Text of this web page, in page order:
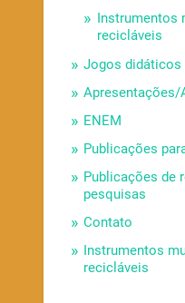
Instrumentos
recicláveis
Jogos didáticos
Apresentações/
ENEM
Publicações
Publicações de
pesquisas
Contato
Instrumentos
recicláveis